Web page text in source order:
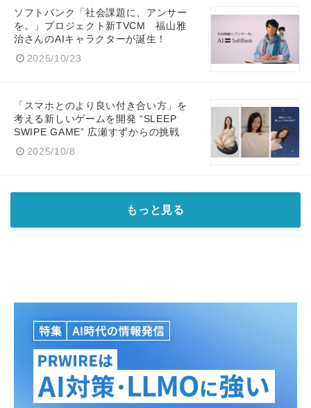
ソフトバンク「社会課題に、アンサー
を。」プロジェクト新TVCM 福山雅
治さんのAIキャラクターが誕生！
2025/10/23
「スマホとのより良い付き合い方」を
考える新しいゲームを開発 “SLEEP
SWIPE GAME” 広瀬すずからの挑戦
2025/10/8
もっと見る